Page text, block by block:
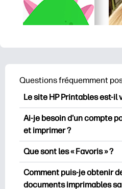
Questions fréquemment
Le site HP Printables est-il
HP Printables propose
documents imprimables
télécharger et à imprimer.
des pages de coloriage
fiches d’apprentissage
activités de bricolage, des
Ai-je besoin d'un compte
et imprimer ?
Vous pouvez explorer et
connectant, vous pouvez
documents imprimables
Que sont les « Favoris » ?
Les favoris sont votre
personnelle de documents
Comment puis-je obtenir
documents imprimables